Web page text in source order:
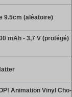
9.5cm (aléatoire)
mAh - 3,7 V (protégé)
Animation Vinyl Cho-